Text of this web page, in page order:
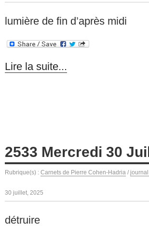
lumière de fin d’après midi
Lire la suite...
2533 Mercredi 30
Rubrique(s) : Carnets de Pierre Cohen-Hadria /
30 juillet, 2025
détruire